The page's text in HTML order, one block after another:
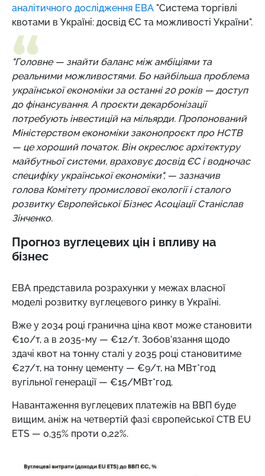
аналітичного дослідження ЕВА "Система торгівлі
квотами в Україні: досвід ЄС та можливості України".
"Головне — знайти баланс між амбіціями та
реальними можливостями. Бо найбільша проблема
української економіки за останні 20 років — доступ
до фінансування. А проєкти декарбонізації
потребують інвестицій на мільярди. Пропонований
Міністерством економіки законопроєкт про НСТВ
— це хороший початок. Він окреслює архітектуру
майбутньої системи, враховує досвід ЄС і водночас
специфіку української економіки", — зазначив
голова Комітету промислової екології і сталого
розвитку Європейської Бізнес Асоціації Станіслав
Зінченко.
Прогноз вуглецевих цін і впливу на
бізнес
ЕВА представила розрахунки у межах власної
моделі розвитку вуглецевого ринку в Україні.
Вже у 2034 році гранична ціна квот може становити
€10/т, а в 2035-му — €12/т. Зобов’язання щодо
здачі квот на тонну сталі у 2035 році становитиме
€27/т, на тонну цементу — €9/т, на МВт*год
вугільної генерації — €15/МВт*год.
Навантаження вуглецевих платежів на ВВП буде
вищим, аніж на четвертій фазі європейської СТВ EU
ETS — 0,35% проти 0,22%.